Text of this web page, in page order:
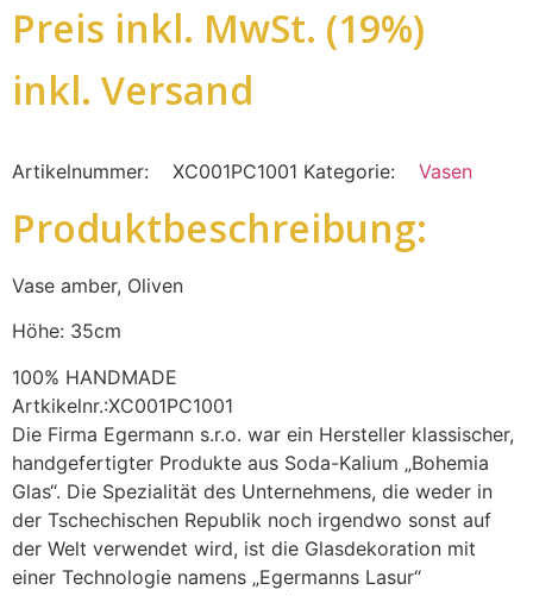
Preis inkl. MwSt. (19%)
inkl. Versand
Artikelnummer: XC001PC1001 Kategorie: Vasen
Produktbeschreibung:
Vase amber, Oliven
Höhe: 35cm
100% HANDMADE
Artkikelnr.:XC001PC1001
Die Firma Egermann s.r.o. war ein Hersteller klassischer,
handgefertigter Produkte aus Soda-Kalium „Bohemia
Glas“. Die Spezialität des Unternehmens, die weder in
der Tschechischen Republik noch irgendwo sonst auf
der Welt verwendet wird, ist die Glasdekoration mit
einer Technologie namens „Egermanns Lasur“